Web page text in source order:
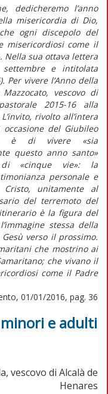
dedicheremo l’anno
misericordia di Dio,
ogni discepolo del
misericordiosi come il
Nella sua ottava lettera
e intitolata
Per vivere l’Anno della
vescovo di
2015-16 alla
rivolto all’intera
del Giubileo
è di vivere «sia
questo anno santo»
di «cinque vie»: la
personale e
unitamente al
del terremoto del
è la figura del
stessa della
verso il prossimo.
che mostrino ai
che vivano il
come il Padre
01/01/2016, pag. 36
minori e adulti
vescovo di Alcalà de
Henares